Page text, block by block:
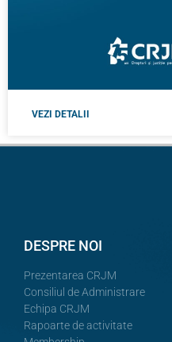
VEZI DETALII
DESPRE NOI
Prezentarea CRJM
Consiliul de Administrare
Echipa CRJM
Rapoarte de activitate